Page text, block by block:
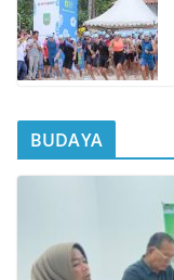
BUDAYA